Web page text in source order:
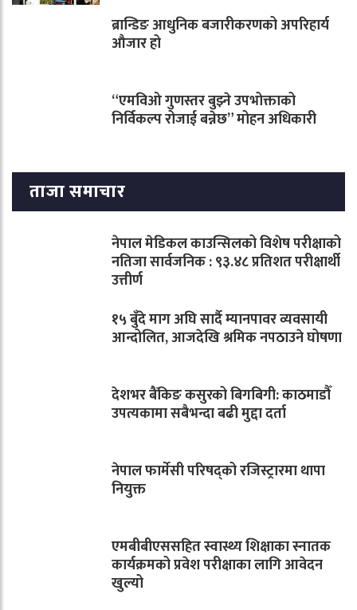
ब्रान्डिङ आधुनिक बजारीकरणको अपरिहार्य
औजार हो
“एमविओ गुणस्तर बुझ्ने उपभोक्ताको
निर्विकल्प रोजाई बन्नेछ” मोहन अधिकारी
ताजा समाचार
नेपाल मेडिकल काउन्सिलको विशेष परीक्षाको
नतिजा सार्वजनिक : ९३.४८ प्रतिशत परीक्षार्थी
उत्तीर्ण
१५ बुँदे माग अघि सार्दै म्यानपावर व्यवसायी
आन्दोलित, आजदेखि श्रमिक नपठाउने घोषणा
देशभर बैंकिङ कसुरको बिगबिगी: काठमाडौँ
उपत्यकामा सबैभन्दा बढी मुद्दा दर्ता
नेपाल फार्मेसी परिषद्को रजिस्ट्रारमा थापा
नियुक्त
एमबीबीएससहित स्वास्थ्य शिक्षाका स्नातक
कार्यक्रमको प्रवेश परीक्षाका लागि आवेदन
खुल्यो